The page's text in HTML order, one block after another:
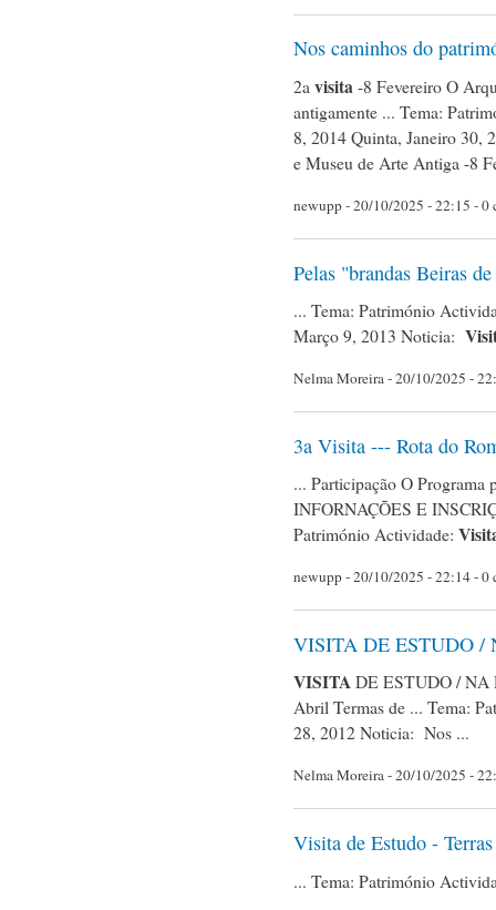
Nos caminhos do
2a visita-8 Fevereiro O
antigamente ... Tema:
8, 2014 Quinta, Janeiro
e Museu de Arte Antiga -8
newupp- 20/10/2025 - 22:15 - 0
Pelas "brandas Beiras
... Tema: Património
Março 9, 2013 Noticia:
Nelma Moreira- 20/10/2025 -
3a Visita --- Rota do
... Participação O Programa
INFORNAÇÕES E
Património Actividade:
newupp- 20/10/2025 - 22:14 - 0
VISITA DE ESTUDO /
VISITADE ESTUDO / NA
Abril Termas de ... Tema:
28, 2012 Noticia: Nos ...
Nelma Moreira- 20/10/2025 -
Visita de Estudo -
... Tema: Património